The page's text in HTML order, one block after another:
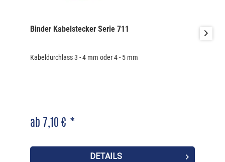
Binder Kabelstecker Serie 711
Kabeldurchlass 3 - 4 mm oder 4 - 5 mm
ab 7,10 € *
DETAILS